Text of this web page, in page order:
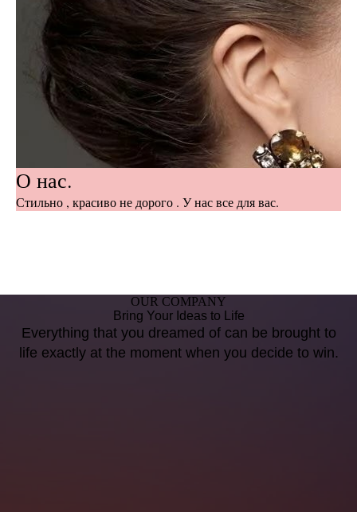
О нас.
Стильно , красиво не дорого . У нас все для вас.
OUR COMPANY
Bring Your Ideas to Life
Everything that you dreamed of can be brought to
life exactly at the moment when you decide to win.